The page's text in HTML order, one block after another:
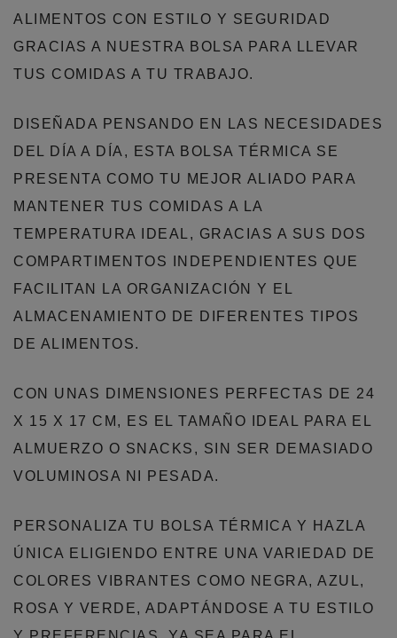
ALIMENTOS CON ESTILO Y SEGURIDAD
GRACIAS A NUESTRA BOLSA PARA LLEVAR
TUS COMIDAS A TU TRABAJO.
DISEÑADA PENSANDO EN LAS NECESIDADES
DEL DÍA A DÍA, ESTA BOLSA TÉRMICA SE
PRESENTA COMO TU MEJOR ALIADO PARA
MANTENER TUS COMIDAS A LA
TEMPERATURA IDEAL, GRACIAS A SUS DOS
COMPARTIMENTOS INDEPENDIENTES QUE
FACILITAN LA ORGANIZACIÓN Y EL
ALMACENAMIENTO DE DIFERENTES TIPOS
DE ALIMENTOS.
CON UNAS DIMENSIONES PERFECTAS DE 24
X 15 X 17 CM, ES EL TAMAÑO IDEAL PARA EL
ALMUERZO O SNACKS, SIN SER DEMASIADO
VOLUMINOSA NI PESADA.
PERSONALIZA TU BOLSA TÉRMICA Y HAZLA
ÚNICA ELIGIENDO ENTRE UNA VARIEDAD DE
COLORES VIBRANTES COMO NEGRA, AZUL,
ROSA Y VERDE, ADAPTÁNDOSE A TU ESTILO